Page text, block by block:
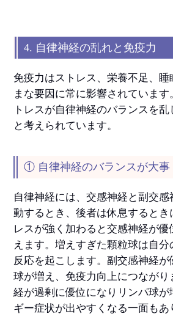
4. 自律神経の乱れと免疫力
免疫力はストレス、栄養不足、
まな要因に常に影響されていま
トレスが自律神経のバランスを
と考えられています。
① 自律神経のバランスが大事
自律神経には、交感神経と副交
動するとき、後者は休息するとき
レスが強く加わると交感神経が
えます。増えすぎた顆粒球は自
反応を起こします。副交感神経
球が増え、免疫力向上につなが
経が過剰に優位になりリンパ球
ギー症状が出やすくなる一面もあ